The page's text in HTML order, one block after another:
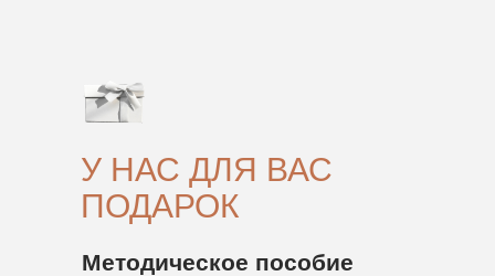
У НАС ДЛЯ ВАС
ПОДАРОК
Методическое пособие